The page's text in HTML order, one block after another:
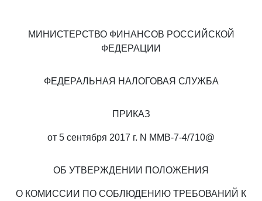
МИНИСТЕРСТВО ФИНАНСОВ РОССИЙСКОЙ
ФЕДЕРАЦИИ
ФЕДЕРАЛЬНАЯ НАЛОГОВАЯ СЛУЖБА
ПРИКАЗ
от 5 сентября 2017 г. N ММВ-7-4/710@
ОБ УТВЕРЖДЕНИИ ПОЛОЖЕНИЯ
О КОМИССИИ ПО СОБЛЮДЕНИЮ ТРЕБОВАНИЙ К